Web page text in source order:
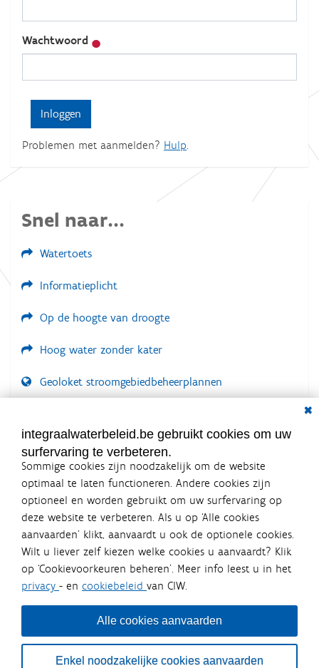
Wachtwoord
Problemen met aanmelden? Hulp
Snel naar...
Watertoets
Informatieplicht
Op de hoogte van droogte
Hoog water zonder kater
Geoloket stroomgebiedbeheerplannen
LOGIN VEREIST
integraalwaterbeleid.be gebruikt cookies om uw
surfervaring te verbeteren.
Sommige cookies zijn noodzakelijk om de website
optimaal te laten functioneren. Andere cookies zijn
optioneel en worden gebruikt om uw surfervaring op
deze website te verbeteren. Als u op ‘Alle cookies
aanvaarden’ klikt, aanvaardt u ook de optionele cookies.
Wilt u liever zelf kiezen welke cookies u aanvaardt? Klik
op ‘Cookievoorkeuren beheren’. Meer info leest u in het
privacy - en cookiebeleid van CIW.
Alle cookies aanvaarden
Enkel noodzakelijke cookies aanvaarden
Integraalwaterbeleid.be is een
officiële website van de Vlaamse
overheid
uitgegeven door Coördinatiecommissie Integraal
Waterbeleid
De Coördinatiecommissie Integraal Waterbeleid (CIW) is een
bestuursniveaus die bij het waterbeleid betrokken zijn. Ook
waterbedrijven nemen deel aan het overleg. Deze
samenwerking zorgt voor een gecoördineerde en
geïntegreerde aanpak van het waterbeleid en waterbeheer
in Vlaanderen.